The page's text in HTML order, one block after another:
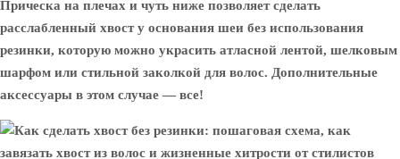
Прическа на плечах и чуть ниже позволяет сделать
расслабленный хвост у основания шеи без использования
резинки, которую можно украсить атласной лентой, шелковым
шарфом или стильной заколкой для волос. Дополнительные
аксессуары в этом случае — все!